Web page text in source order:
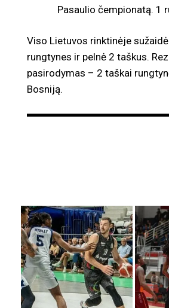
Pasaulio čempionatą. 1
Viso Lietuvos rinktinėje
rungtynes ir pelnė 2 taškus.
pasirodymas – 2 taškai
Bosniją.